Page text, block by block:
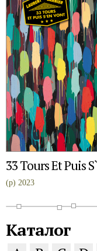
33 Tours Et Puis
(p) 2023
Каталог